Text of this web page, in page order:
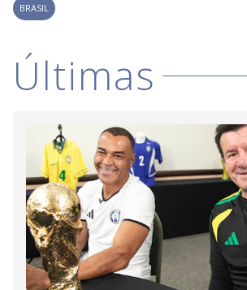
BRASIL
Últimas